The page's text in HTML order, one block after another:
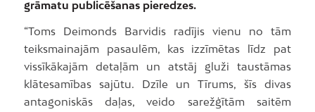
grāmatu publicēšanas pieredzes.
“Toms Deimonds Barvidis radījis vienu no tām
teiksmainajām pasaulēm, kas izzīmētas līdz pat
vissīkākajām detaļām un atstāj gluži taustāmas
klātesamības sajūtu. Dzīle un Tīrums, šīs divas
antagoniskās daļas, veido sarežģītām saitēm